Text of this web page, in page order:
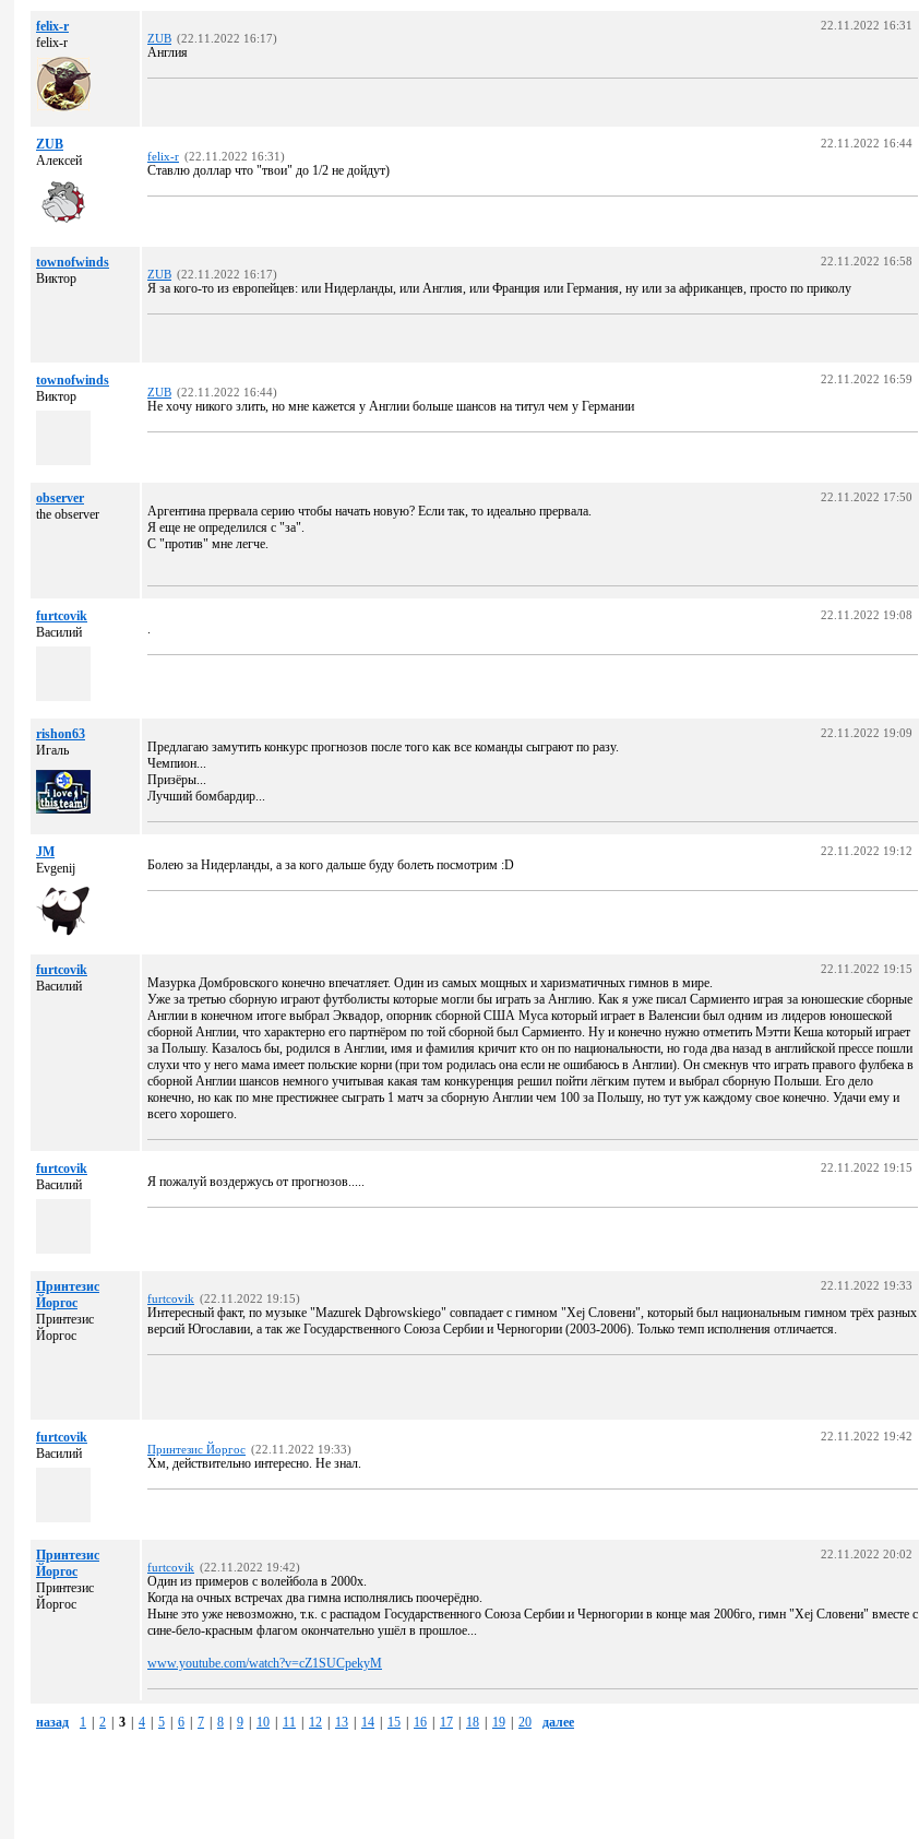
felix-r
felix-r
22.11.2022 16:31
ZUB (22.11.2022 16:17)
Англия
ZUB
Алексей
22.11.2022 16:44
felix-r (22.11.2022 16:31)
Ставлю доллар что "твои" до 1/2 не дойдут)
townofwinds
Виктор
22.11.2022 16:58
ZUB (22.11.2022 16:17)
Я за кого-то из европейцев: или Нидерланды, или Англия, или Франция или Германия, ну или за африканцев, просто по приколу
townofwinds
Виктор
22.11.2022 16:59
ZUB (22.11.2022 16:44)
Не хочу никого злить, но мне кажется у Англии больше шансов на титул чем у Германии
observer
the observer
22.11.2022 17:50
Аргентина прервала серию чтобы начать новую? Если так, то идеально прервала.
Я еще не определился с "за".
С "против" мне легче.
furtcovik
Василий
22.11.2022 19:08
.
rishon63
Игаль
22.11.2022 19:09
Предлагаю замутить конкурс прогнозов после того как все команды сыграют по разу.
Чемпион...
Призёры...
Лучший бомбардир...
JM
Evgenij
22.11.2022 19:12
Болею за Нидерланды, а за кого дальше буду болеть посмотрим :D
furtcovik
Василий
22.11.2022 19:15
Мазурка Домбровского конечно впечатляет. Один из самых мощных и харизматичных гимнов в мире.
Уже за третью сборную играют футболисты которые могли бы играть за Англию. Как я уже писал Сармиенто играя за юношеские сборные
Англии в конечном итоге выбрал Эквадор, опорник сборной США Муса который играет в Валенсии был одним из лидеров юношеской
сборной Англии, что характерно его партнёром по той сборной был Сармиенто. Ну и конечно нужно отметить Мэтти Кеша который играет
за Польшу. Казалось бы, родился в Англии, имя и фамилия кричит кто он по национальности, но года два назад в английской прессе пошли
слухи что у него мама имеет польские корни (при том родилась она если не ошибаюсь в Англии). Он смекнув что играть правого фулбека в
сборной Англии шансов немного учитывая какая там конкуренция решил пойти лёгким путем и выбрал сборную Польши. Его дело
конечно, но как по мне престижнее сыграть 1 матч за сборную Англии чем 100 за Польшу, но тут уж каждому свое конечно. Удачи ему и
всего хорошего.
furtcovik
Василий
22.11.2022 19:15
Я пожалуй воздержусь от прогнозов.....
Принтезис
Йоргос
Принтезис
Йоргос
22.11.2022 19:33
furtcovik (22.11.2022 19:15)
Интересный факт, по музыке "Mazurek Dąbrowskiego" совпадает с гимном "Хеј Словени", который был национальным гимном трёх разных
версий Югославии, а так же Государственного Союза Сербии и Черногории (2003-2006). Только темп исполнения отличается.
furtcovik
Василий
22.11.2022 19:42
Принтезис Йоргос (22.11.2022 19:33)
Хм, действительно интересно. Не знал.
Принтезис
Йоргос
Принтезис
Йоргос
22.11.2022 20:02
furtcovik (22.11.2022 19:42)
Один из примеров с волейбола в 2000х.
Когда на очных встречах два гимна исполнялись поочерёдно.
Ныне это уже невозможно, т.к. с распадом Государственного Союза Сербии и Черногории в конце мая 2006го, гимн "Хеј Словени" вместе с
сине-бело-красным флагом окончательно ушёл в прошлое...
www.youtube.com/watch?v=cZ1SUCpekyM
назад 1 2 3 4 5 6 7 8 9 10 11 12 13 14 15 16 17 18 19 20 далее